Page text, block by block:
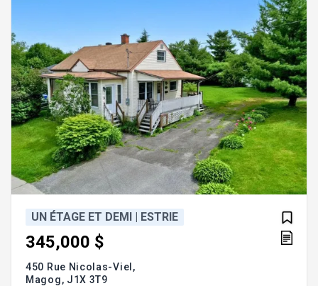
UN ÉTAGE ET DEMI | ESTRIE
345,000 $
450 Rue Nicolas-Viel,
Magog, J1X 3T9